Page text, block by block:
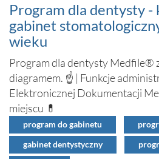
Program dla dentysty -
gabinet
wieku
Program dla dentysty Medfile®
diagramem. ☝ | Funkcje
Elektronicznej Dokumentacji
miejscu 💊
program do gabinetu
gabinet dentystyczny